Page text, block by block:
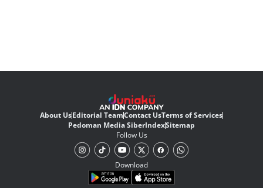
About UsEditorial TeamContact UsTerms of Services
Pedoman Media SiberIndexSitemap
Follow Us
Download